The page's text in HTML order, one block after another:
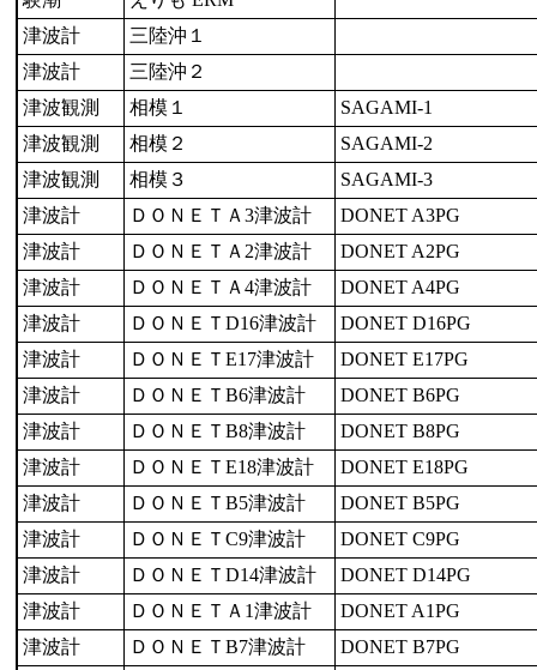
津波計
三陸沖１
津波計
三陸沖２
津波観測
相模１
SAGAMI-1
津波観測
相模２
SAGAMI-2
津波観測
相模３
SAGAMI-3
津波計
ＤＯＮＥＴＡ3津波計
DONET A3PG
津波計
ＤＯＮＥＴＡ2津波計
DONET A2PG
津波計
ＤＯＮＥＴＡ4津波計
DONET A4PG
津波計
ＤＯＮＥＴD16津波計
DONET D16PG
津波計
ＤＯＮＥＴE17津波計
DONET E17PG
津波計
ＤＯＮＥＴB6津波計
DONET B6PG
津波計
ＤＯＮＥＴB8津波計
DONET B8PG
津波計
ＤＯＮＥＴE18津波計
DONET E18PG
津波計
ＤＯＮＥＴB5津波計
DONET B5PG
津波計
ＤＯＮＥＴC9津波計
DONET C9PG
津波計
ＤＯＮＥＴD14津波計
DONET D14PG
津波計
ＤＯＮＥＴＡ1津波計
DONET A1PG
津波計
ＤＯＮＥＴB7津波計
DONET B7PG